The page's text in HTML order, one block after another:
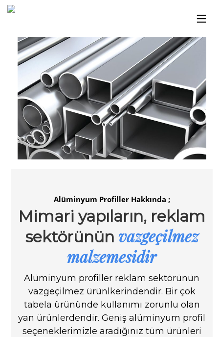
Alüminyum Profiller Hakkında ;
Mimari yapıların, reklam
sektörünün vazgeçilmez
malzemesidir
Alüminyum profiller reklam sektörünün
vazgeçilmez ürünlkerindendir. Bir çok
tabela ürününde kullanımı zorunlu olan
yan ürünlerdendir. Geniş alüminyum profil
seçeneklerimizle aradığınız tüm ürünleri